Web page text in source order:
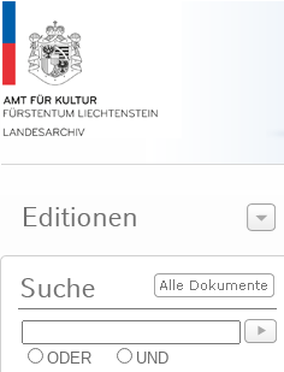
ODER UND